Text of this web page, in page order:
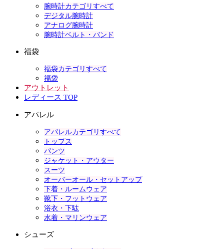
腕時計カテゴリすべて
デジタル腕時計
アナログ腕時計
腕時計ベルト・バンド
福袋
福袋カテゴリすべて
福袋
アウトレット
レディース TOP
アパレル
アパレルカテゴリすべて
トップス
パンツ
ジャケット・アウター
スーツ
オーバーオール・セットアップ
下着・ルームウェア
靴下・フットウェア
浴衣・下駄
水着・マリンウェア
シューズ